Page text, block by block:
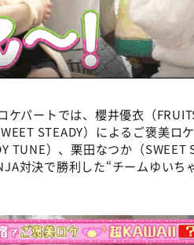
パートでは、櫻井優衣（
STEADY）によるご褒美ロ
TUNE）、栗田なつか（SWEET
対決で勝利した“チームゆいち